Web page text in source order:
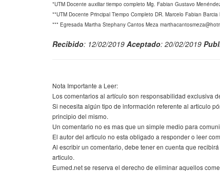
*UTM Docente auxiliar tiempo completo Mg. Fabian Gustavo
**UTM Docente Principal Tiempo Completo DR. Marcelo Fabian
*** Egresada Martha Stephany Cantos Meza
Recibido: 12/02/2019 Aceptado: 20/02/2019
Nota Importante a Leer:
Los comentarios al artículo son responsabilidad exclusiva
Si necesita algún tipo de información referente al articulo
principio del mismo.
Un comentario no es mas que un simple medio para
El autor del articulo no esta obligado a responder o leer
Al escribir un comentario, debe tener en cuenta que
articulo.
Eumed.net se reserva el derecho de eliminar aquellos